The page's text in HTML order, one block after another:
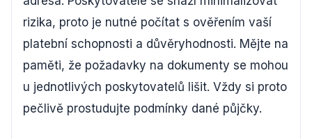
rizika, proto je nutné počítat s ověřením vaší
platební schopnosti a důvěryhodnosti. Mějte na
paměti, že požadavky na dokumenty se mohou
u jednotlivých poskytovatelů lišit. Vždy si proto
pečlivě prostudujte podmínky dané půjčky.